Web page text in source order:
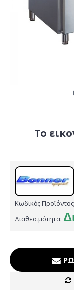
Το
Κωδικός Προϊόντος:
Διαθεσιμότητα: